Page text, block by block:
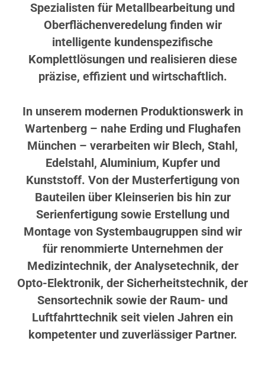
Spezialisten für Metallbearbeitung und
Oberflächenveredelung finden wir
intelligente kundenspezifische
Komplettlösungen und realisieren diese
präzise, effizient und wirtschaftlich.
In unserem modernen Produktionswerk in
Wartenberg – nahe Erding und Flughafen
München – verarbeiten wir Blech, Stahl,
Edelstahl, Aluminium, Kupfer und
Kunststoff. Von der Musterfertigung von
Bauteilen über Kleinserien bis hin zur
Serienfertigung sowie Erstellung und
Montage von Systembaugruppen sind wir
für renommierte Unternehmen der
Medizintechnik, der Analysetechnik, der
Opto-Elektronik, der Sicherheitstechnik, der
Sensortechnik sowie der Raum- und
Luftfahrttechnik seit vielen Jahren ein
kompetenter und zuverlässiger Partner.